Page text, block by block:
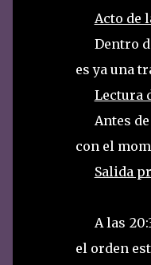
Acto de
Dentro
es ya una
Lectura
Antes
con el
Salida
A las
el orden